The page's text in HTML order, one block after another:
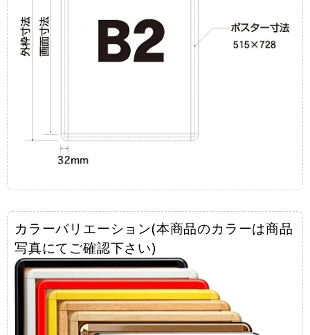
カラーバリエーション(本商品のカラーは商品
写真にてご確認下さい)